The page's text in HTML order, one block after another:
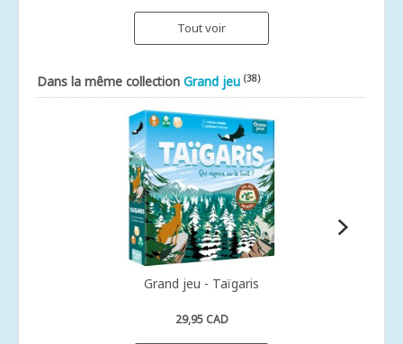
Tout voir
Dans la même collection Grand jeu (38)
Grand jeu - Taïgaris
29,95 CAD